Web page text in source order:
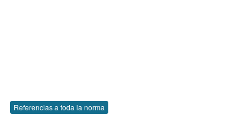
Referencias a toda la norma